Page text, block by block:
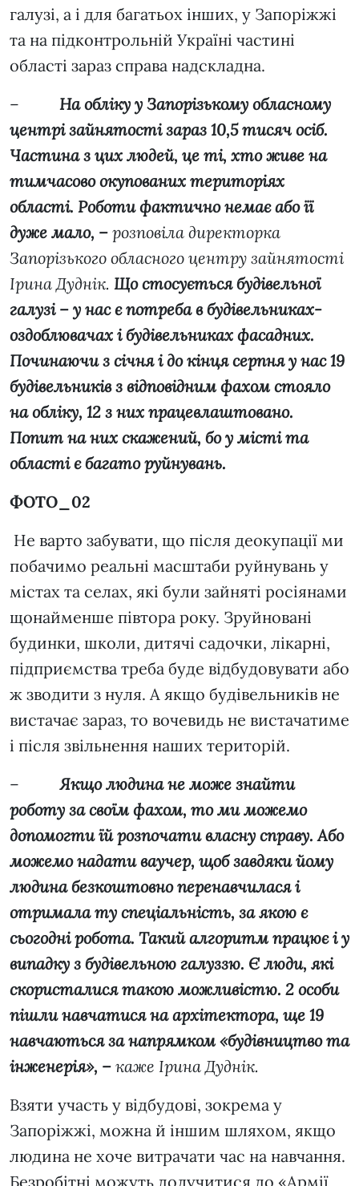
галузі, а і для багатьох інших, у Запоріжжі
та на підконтрольній Україні частині
області зараз справа надскладна.
– На обліку у Запорізькому обласному
центрі зайнятості зараз 10,5 тисяч осіб.
Частина з цих людей, це ті, хто живе на
тимчасово окупованих територіях
області. Роботи фактично немає або її
дуже мало, – розповіла директорка
Запорізького обласного центру зайнятості
Ірина Дуднік. Що стосується будівельної
галузі – у нас є потреба в будівельниках-
оздоблювачах і будівельниках фасадних.
Починаючи з січня і до кінця серпня у нас 19
будівельників з відповідним фахом стояло
на обліку, 12 з них працевлаштовано.
Попит на них скажений, бо у місті та
області є багато руйнувань.
ФОТО_02
Не варто забувати, що після деокупації ми
побачимо реальні масштаби руйнувань у
містах та селах, які були зайняті росіянами
щонайменше півтора року. Зруйновані
будинки, школи, дитячі садочки, лікарні,
підприємства треба буде відбудовувати або
ж зводити з нуля. А якщо будівельників не
вистачає зараз, то вочевидь не вистачатиме
і після звільнення наших територій.
– Якщо людина не може знайти
роботу за своїм фахом, то ми можемо
допомогти їй розпочати власну справу. Або
можемо надати ваучер, щоб завдяки йому
людина безкоштовно перенавчилася і
отримала ту спеціальність, за якою є
сьогодні робота. Такий алгоритм працює і у
випадку з будівельною галуззю. Є люди, які
скористалися такою можливістю. 2 особи
пішли навчатися на архітектора, ще 19
навчаються за напрямком «будівництво та
інженерія», – каже Ірина Дуднік.
Взяти участь у відбудові, зокрема у
Запоріжжі, можна й іншим шляхом, якщо
людина не хоче витрачати час на навчання.
Безробітні можуть долучитися до «Армії